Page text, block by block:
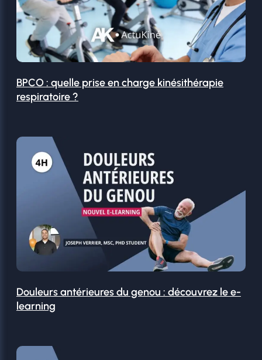
BPCO : quelle prise en charge kinésithérapie
respiratoire ?
Douleurs antérieures du genou : découvrez le e-
learning